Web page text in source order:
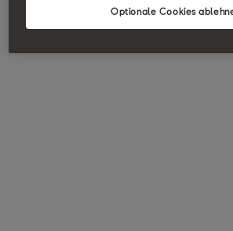
Optionale Cookies